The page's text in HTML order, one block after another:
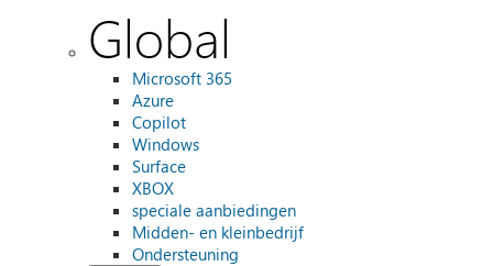
Global
Microsoft 365
Azure
Copilot
Windows
Surface
XBOX
speciale aanbiedingen
Midden- en kleinbedrijf
Ondersteuning